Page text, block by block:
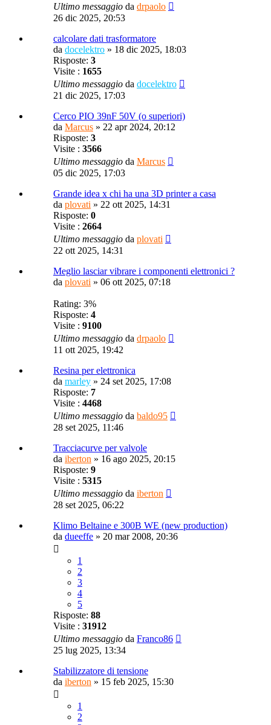
Ultimo messaggio da drpaolo
26 dic 2025, 20:53
calcolare dati trasformatore
da docelektro » 18 dic 2025, 18:03
Risposte: 3
Visite : 1655
Ultimo messaggio da docelektro
21 dic 2025, 17:03
Cerco PIO 39nF 50V (o superiori)
da Marcus » 22 apr 2024, 20:12
Risposte: 3
Visite : 3566
Ultimo messaggio da Marcus
05 dic 2025, 17:03
Grande idea x chi ha una 3D printer a casa
da plovati » 22 ott 2025, 14:31
Risposte: 0
Visite : 2664
Ultimo messaggio da plovati
22 ott 2025, 14:31
Meglio lasciar vibrare i componenti elettronici ?
da plovati » 06 ott 2025, 07:18
Rating: 3%
Risposte: 4
Visite : 9100
Ultimo messaggio da drpaolo
11 ott 2025, 19:42
Resina per elettronica
da marley » 24 set 2025, 17:08
Risposte: 7
Visite : 4468
Ultimo messaggio da baldo95
28 set 2025, 11:46
Tracciacurve per valvole
da iberton » 16 ago 2025, 20:15
Risposte: 9
Visite : 5315
Ultimo messaggio da iberton
28 set 2025, 06:22
Klimo Beltaine e 300B WE (new production)
da dueeffe » 20 mar 2008, 20:36
1
2
3
4
5
Risposte: 88
Visite : 31912
Ultimo messaggio da Franco86
25 lug 2025, 13:34
Stabilizzatore di tensione
da iberton » 15 feb 2025, 15:30
1
2